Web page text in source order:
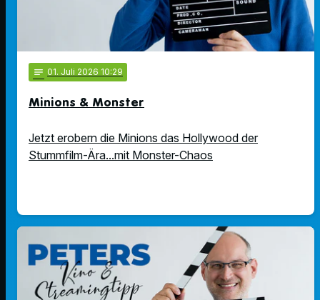
notes 01. Juli 2026 10:29
Minions & Monster
Jetzt erobern die Minions das Hollywood der
Stummfilm-Ära...mit Monster-Chaos